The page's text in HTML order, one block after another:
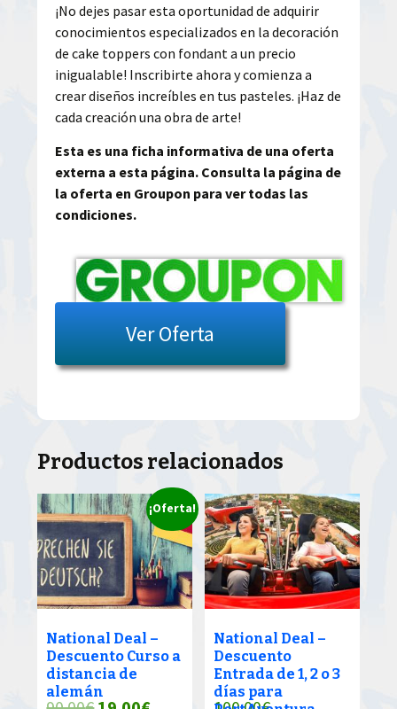
¡No dejes pasar esta oportunidad de adquirir
conocimientos especializados en la decoración
de cake toppers con fondant a un precio
inigualable! Inscribirte ahora y comienza a
crear diseños increíbles en tus pasteles. ¡Haz de
cada creación una obra de arte!
Esta es una ficha informativa de una oferta
externa a esta página. Consulta la página de
la oferta en Groupon para ver todas las
condiciones.
Ver Oferta
Productos relacionados
¡Oferta!
National Deal –
Descuento Curso a
distancia de
alemán
National Deal –
Descuento
Entrada de 1, 2 o 3
días para